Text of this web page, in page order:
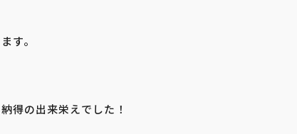
す。
得の出来栄えでした！